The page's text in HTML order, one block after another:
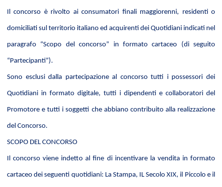
Il concorso è rivolto ai consumatori finali maggiorenni, residenti o
domiciliati sul territorio italiano ed acquirenti dei Quotidiani indicati nel
paragrafo “Scopo del concorso” in formato cartaceo (di seguito
“Partecipanti”).
Sono esclusi dalla partecipazione al concorso tutti i possessori dei
Quotidiani in formato digitale, tutti i dipendenti e collaboratori del
Promotore e tutti i soggetti che abbiano contribuito alla realizzazione
del Concorso.
SCOPO DEL CONCORSO
Il concorso viene indetto al fine di incentivare la vendita in formato
cartaceo dei seguenti quotidiani: La Stampa, IL Secolo XIX, il Piccolo e il